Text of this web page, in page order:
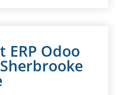
ERP Odoo